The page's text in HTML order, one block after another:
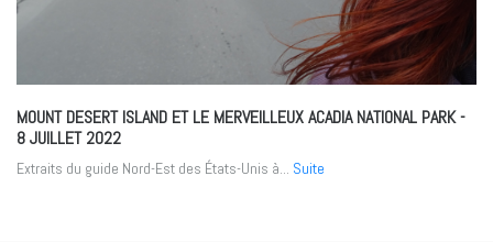
MOUNT DESERT ISLAND ET LE MERVEILLEUX ACADIA NATIONAL PARK-
8 JUILLET 2022
Extraits du guide Nord-Est des États-Unis à... Suite